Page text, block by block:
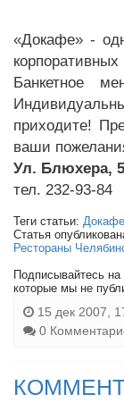
«Докафе» -
Банкетное
приходите!
ваши
Ул. Блюхера,
тел. 232-93-84
Теги статьи: Докафе
Статья
Рестораны
Подписывайтесь
которые мы не
15 дек 2007,
0